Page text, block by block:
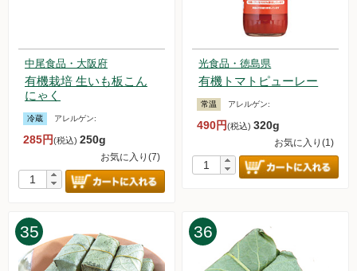
中尾食品・大阪府
有機栽培 生いも板こん
にゃく
冷蔵 アレルゲン:
285円(税込) 250g
お気に入り(7)
光食品・徳島県
有機トマトピューレー
常温 アレルゲン:
490円(税込)320g
お気に入り(1)
35 36